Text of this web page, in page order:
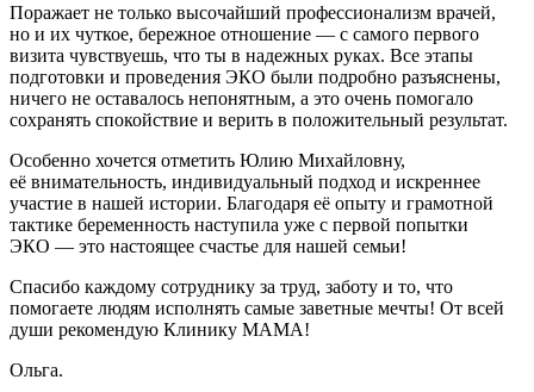
Поражает не только высочайший профессионализм врачей,
но и их чуткое, бережное отношение — с самого первого
визита чувствуешь, что ты в надежных руках. Все этапы
подготовки и проведения ЭКО были подробно разъяснены,
ничего не оставалось непонятным, а это очень помогало
сохранять спокойствие и верить в положительный результат.
Особенно хочется отметить Юлию Михайловну,
её внимательность, индивидуальный подход и искреннее
участие в нашей истории. Благодаря её опыту и грамотной
тактике беременность наступила уже с первой попытки
ЭКО — это настоящее счастье для нашей семьи!
Спасибо каждому сотруднику за труд, заботу и то, что
помогаете людям исполнять самые заветные мечты! От всей
души рекомендую Клинику МАМА!
Ольга.